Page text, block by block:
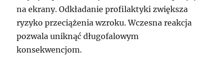
na ekrany. Odkładanie profilaktyki zwiększa
ryzyko przeciążenia wzroku. Wczesna reakcja
pozwala uniknąć długofalowym
konsekwencjom.